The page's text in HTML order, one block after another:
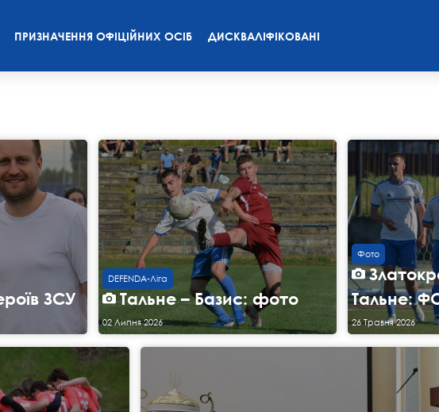
ПРИЗНАЧЕННЯ ОФІЦІЙНИХ ОСІБ ДИСКВАЛІФІКОВАНІ
ЗСУ
DEFENDA-Ліга
Тальне – Базис: фото
02 Липня 2026
Фото
Тальне:
26 Травня 2026